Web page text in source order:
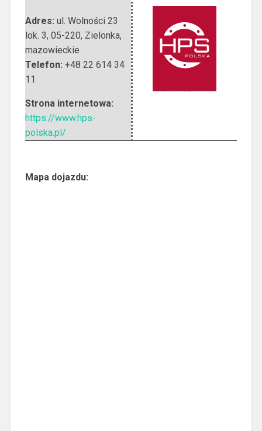
Adres: ul. Wolności 23
lok. 3, 05-220, Zielonka,
mazowieckie
Telefon: +48 22 614 34
11
Strona internetowa:
https://www.hps-
polska.pl/
Mapa dojazdu: